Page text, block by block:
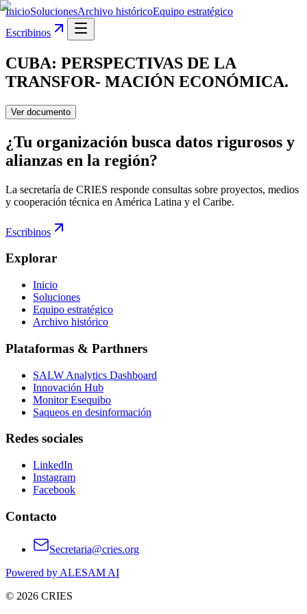
InicioSolucionesArchivo históricoEquipo estratégico
Escribinos
CUBA: PERSPECTIVAS DE LA
TRANSFOR- MACIÓN ECONÓMICA.
Ver documento
¿Tu organización busca datos rigurosos y
alianzas en la región?
La secretaría de CRIES responde consultas sobre proyectos, medios
y cooperación técnica en América Latina y el Caribe.
Escribinos
Explorar
Inicio
Soluciones
Equipo estratégico
Archivo histórico
Plataformas & Parthners
SALW Analytics Dashboard
Innovación Hub
Monitor Esequibo
Saqueos en desinformación
Redes sociales
LinkedIn
Instagram
Facebook
Contacto
Secretaria@cries.org
Powered by ALESAM AI
© 2026 CRIES